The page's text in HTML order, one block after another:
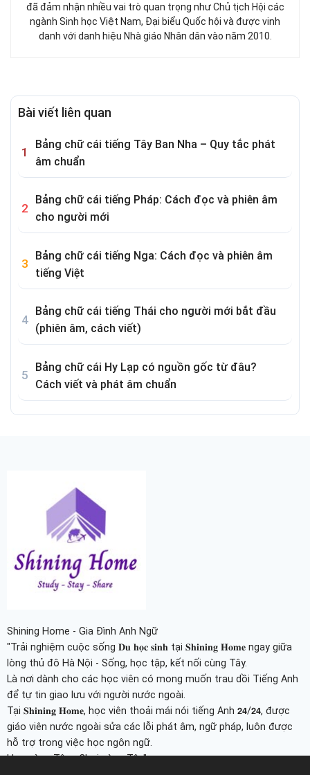
đã đảm nhận nhiều vai trò quan trọng như Chủ tịch Hội các
ngành Sinh học Việt Nam, Đại biểu Quốc hội và được vinh
danh với danh hiệu Nhà giáo Nhân dân vào năm 2010.
Bài viết liên quan
Bảng chữ cái tiếng Tây Ban Nha – Quy tắc phát
âm chuẩn
Bảng chữ cái tiếng Pháp: Cách đọc và phiên âm
cho người mới
Bảng chữ cái tiếng Nga: Cách đọc và phiên âm
tiếng Việt
Bảng chữ cái tiếng Thái cho người mới bắt đầu
(phiên âm, cách viết)
Bảng chữ cái Hy Lạp có nguồn gốc từ đâu?
Cách viết và phát âm chuẩn
Shining Home - Gia Đình Anh Ngữ
"Trải nghiệm cuộc sống 𝐃𝐮 𝐡𝐨̣𝐜 𝐬𝐢𝐧𝐡 tại 𝐒𝐡𝐢𝐧𝐢𝐧𝐠 𝐇𝐨𝐦𝐞 ngay giữa
lòng thủ đô Hà Nội - Sống, học tập, kết nối cùng Tây.
Là nơi dành cho các học viên có mong muốn trau dồi Tiếng Anh
để tự tin giao lưu với người nước ngoài.
Tại 𝐒𝐡𝐢𝐧𝐢𝐧𝐠 𝐇𝐨𝐦𝐞, học viên thoải mái nói tiếng Anh 𝟮𝟰/𝟮𝟰, được
giáo viên nước ngoài sửa các lỗi phát âm, ngữ pháp, luôn được
hỗ trợ trong việc học ngôn ngữ.
Học cùng Tây - Chơi cùng Tây"